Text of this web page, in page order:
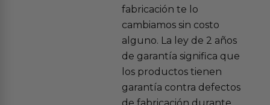
fabricación te lo
cambiamos sin costo
alguno. La ley de 2 años
de garantía significa que
los productos tienen
garantía contra defectos
de fabricación durante